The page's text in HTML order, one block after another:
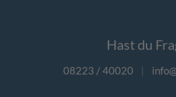
Hast du
08223 / 40020 |